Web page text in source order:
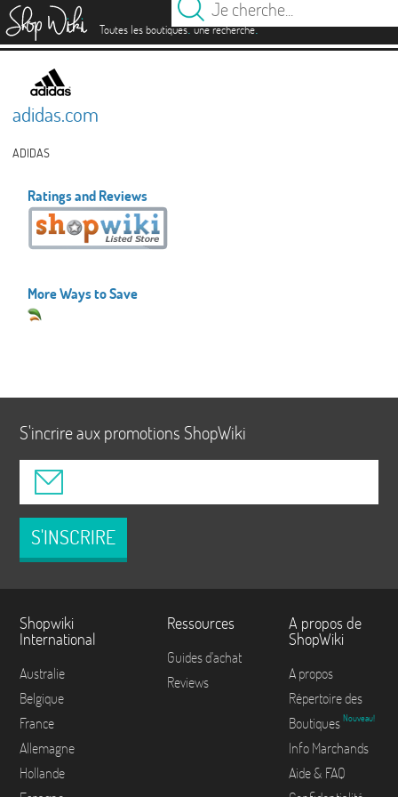
Toutes les boutiques.une recherche.
adidas.com
ADIDAS
Ratings and Reviews
More Ways to Save
S'incrire aux promotions ShopWiki
S'INSCRIRE
Shopwiki
International
Australie
Belgique
France
Allemagne
Hollande
Ressources
Guides d'achat
Reviews
A propos de
ShopWiki
A propos
Répertoire des
Boutiques Nouveau!
Info Marchands
Aide & FAQ